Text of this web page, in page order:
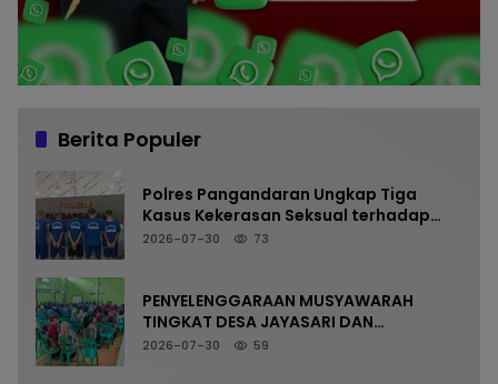
Berita Populer
Polres Pangandaran Ungkap Tiga
Kasus Kekerasan Seksual terhadap
Anak, Tiga Tersangka Diamankan
2026-07-30 73
PENYELENGGARAAN MUSYAWARAH
TINGKAT DESA JAYASARI DAN
PENYAMPAIAN PROGRAM KKN
2026-07-30 59